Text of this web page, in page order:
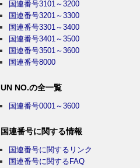
国連番号3101～3200
国連番号3201～3300
国連番号3301～3400
国連番号3401～3500
国連番号3501～3600
国連番号8000
UN NO.の全一覧
国連番号0001～3600
国連番号に関する情報
国連番号に関するリンク
国連番号に関するFAQ